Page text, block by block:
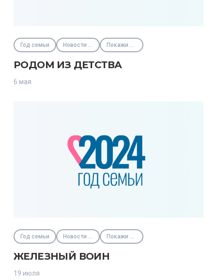
Год семьи Новости Фонда Покажи своих
РОДОМ ИЗ ДЕТСТВА
6 мая
Год семьи Новости Фонда Покажи своих
ЖЕЛЕЗНЫЙ ВОИН
19 июля